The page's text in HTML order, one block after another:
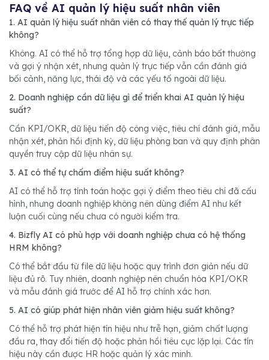
FAQ về AI quản lý hiệu suất nhân viên
1. AI quản lý hiệu suất nhân viên có thay thế quản lý trực tiếp
không?
Không. AI có thể hỗ trợ tổng hợp dữ liệu, cảnh báo bất thường
và gợi ý nhận xét, nhưng quản lý trực tiếp vẫn cần đánh giá
bối cảnh, năng lực, thái độ và các yếu tố ngoài dữ liệu.
2. Doanh nghiệp cần dữ liệu gì để triển khai AI quản lý hiệu
suất?
Cần KPI/OKR, dữ liệu tiến độ công việc, tiêu chí đánh giá, mẫu
nhận xét, phản hồi định kỳ, dữ liệu phòng ban và quy định phân
quyền truy cập dữ liệu nhân sự.
3. AI có thể tự chấm điểm hiệu suất không?
AI có thể hỗ trợ tính toán hoặc gợi ý điểm theo tiêu chí đã cấu
hình, nhưng doanh nghiệp không nên dùng điểm AI như kết
luận cuối cùng nếu chưa có người kiểm tra.
4. Bizfly AI có phù hợp với doanh nghiệp chưa có hệ thống
HRM không?
Có thể bắt đầu từ file dữ liệu hoặc quy trình đơn giản nếu dữ
liệu đủ rõ. Tuy nhiên, doanh nghiệp nên chuẩn hóa KPI/OKR
và mẫu đánh giá trước để AI hỗ trợ chính xác hơn.
5. AI có giúp phát hiện nhân viên giảm hiệu suất không?
Có thể hỗ trợ phát hiện tín hiệu như trễ hạn, giảm chất lượng
đầu ra, thay đổi tiến độ hoặc phản hồi tiêu cực lặp lại. Các tín
hiệu này cần được HR hoặc quản lý xác minh.